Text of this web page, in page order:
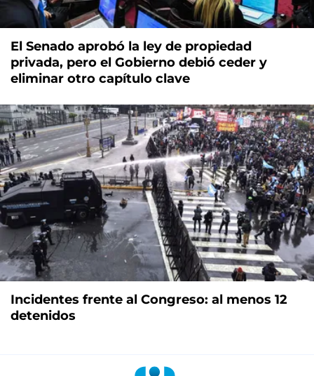
El Senado aprobó la ley de propiedad
privada, pero el Gobierno debió ceder y
eliminar otro capítulo clave
Incidentes frente al Congreso: al menos 12
detenidos